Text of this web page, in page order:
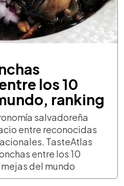
los 10
ranking
salvadoreña
entre reconocidas
TasteAtlas
entre los 10
del mundo